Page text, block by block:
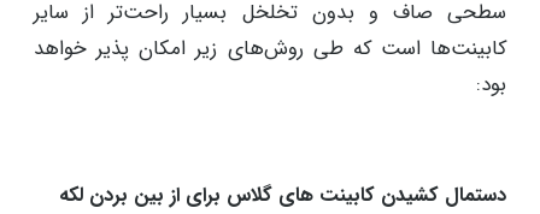
سطحی صاف و بدون تخلخل بسیار راحت‌تر از سایر
کابینت‌ها است که طی روش‌های زیر امکان پذیر خواهد
بود:
دستمال کشیدن کابینت های گلاس برای از بین بردن لکه